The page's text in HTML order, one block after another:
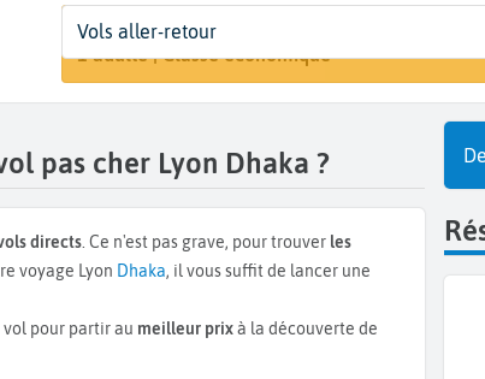
Départ
Lyon (LYS)
Dates
Dates de votre voyage
Voyageurs | Classe
1 adulte | Classe économique
Vols aller-retour
pas cher Lyon Dhaka ?
directs . Ce n'est pas grave, pour trouver les
voyage Lyon Dhaka, il vous suffit de lancer une
pour partir au meilleur prixà la découverte de